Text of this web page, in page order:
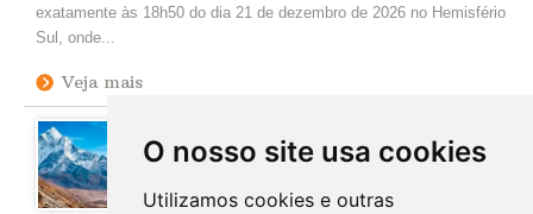
O nosso site usa cookies
Utilizamos cookies e outras
exatamente às 18h50 do dia 21 de dezembro de 2026 no Hemisfério
Sul, onde...
Veja mais